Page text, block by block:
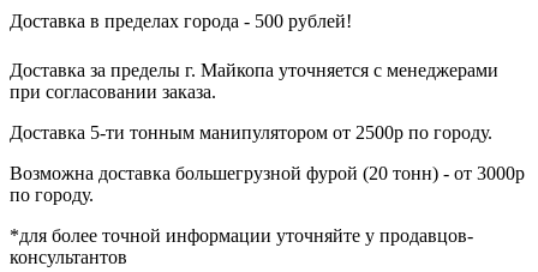
Доставка в пределах города - 500 рублей!
Доставка за пределы г. Майкопа уточняется с менеджерами
при согласовании заказа.
Доставка 5-ти тонным манипулятором от 2500р по городу.
Возможна доставка большегрузной фурой (20 тонн) - от 3000р
по городу.
*для более точной информации уточняйте у продавцов-
консультантов